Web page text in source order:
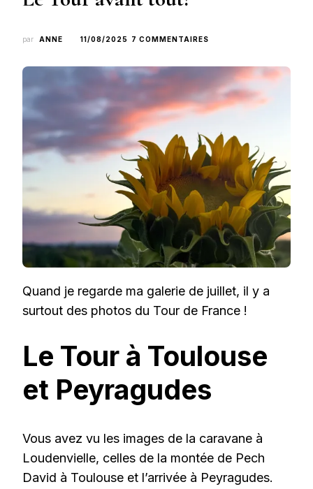
par ANNE 11/08/2025 7 COMMENTAIRES
JUILLET
2025 :
LE
TOUR
TOUT!
Quand je regarde ma galerie de juillet, il y a
surtout des photos du Tour de France !
Le Tour à Toulouse
et Peyragudes
Vous avez vu les images de la caravane à
Loudenvielle, celles de la montée de Pech
David à Toulouse et l’arrivée à Peyragudes.